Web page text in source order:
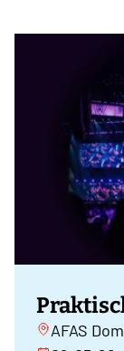
AFAS